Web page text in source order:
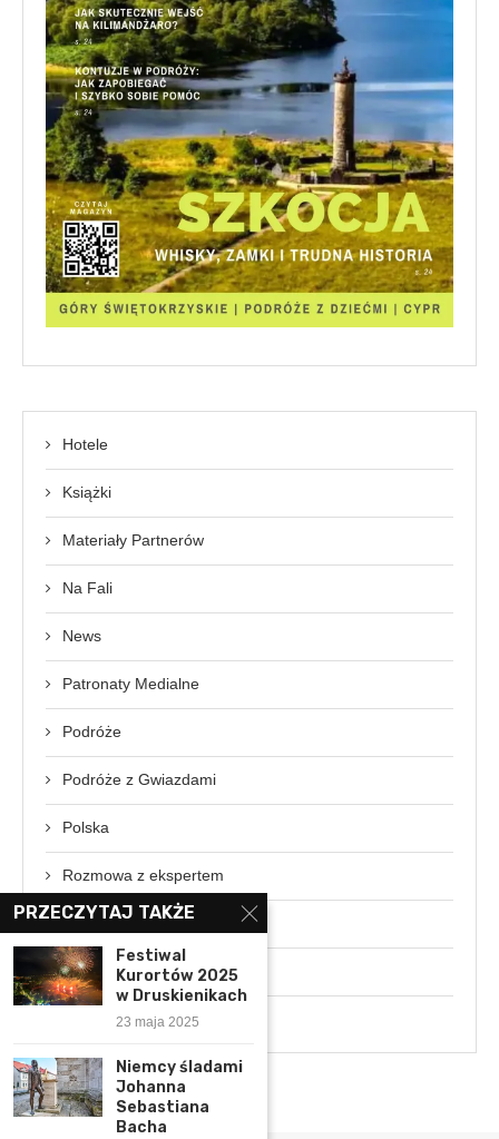
Hotele
Książki
Materiały Partnerów
Na Fali
News
Patronaty Medialne
Podróże
Podróże z Gwiazdami
Polska
Rozmowa z ekspertem
Świat
Wydarzenia
Wywiady
PRZECZYTAJ TAKŻE
Festiwal
Kurortów 2025
w Druskienikach
23 maja 2025
Niemcy śladami
Johanna
Sebastiana
Bacha